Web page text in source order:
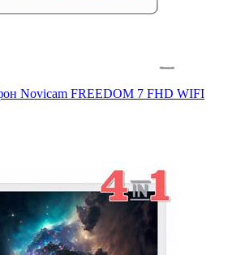
Novicam FREEDOM 7 FHD WIFI